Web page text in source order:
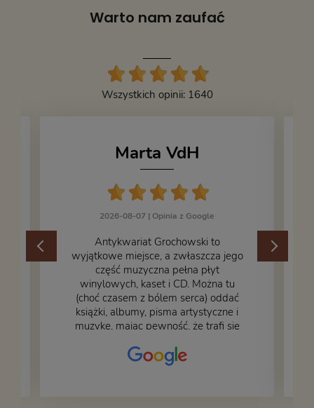
Warto nam zaufać
Wszystkich opinii: 1640
Marta VdH
2026-08-07 | Opinia z Google
​Antykwariat Grochowski to
wyjątkowe miejsce, a zwłaszcza jego
część muzyczna pełna płyt
winylowych, kaset i CD. Można tu
(choć czasem z bólem serca) oddać
książki, albumy, pisma artystyczne i
muzykę, mając pewność, że trafi się
– nasze książki w trakcie
przepakowywania. Część oddaliśmy